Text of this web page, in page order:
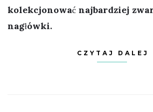
kolekcjonować najbardziej
nagłówki.
CZYTAJ DALEJ